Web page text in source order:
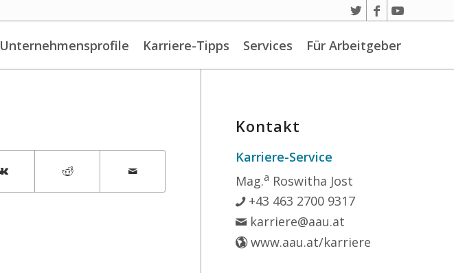
Unternehmensprofile Karriere-Tipps Services Für Arbeitgeber
Kontakt
Karriere-Service
Mag.a Roswitha Jost
+43 463 2700 9317
karriere@aau.at
www.aau.at/karriere